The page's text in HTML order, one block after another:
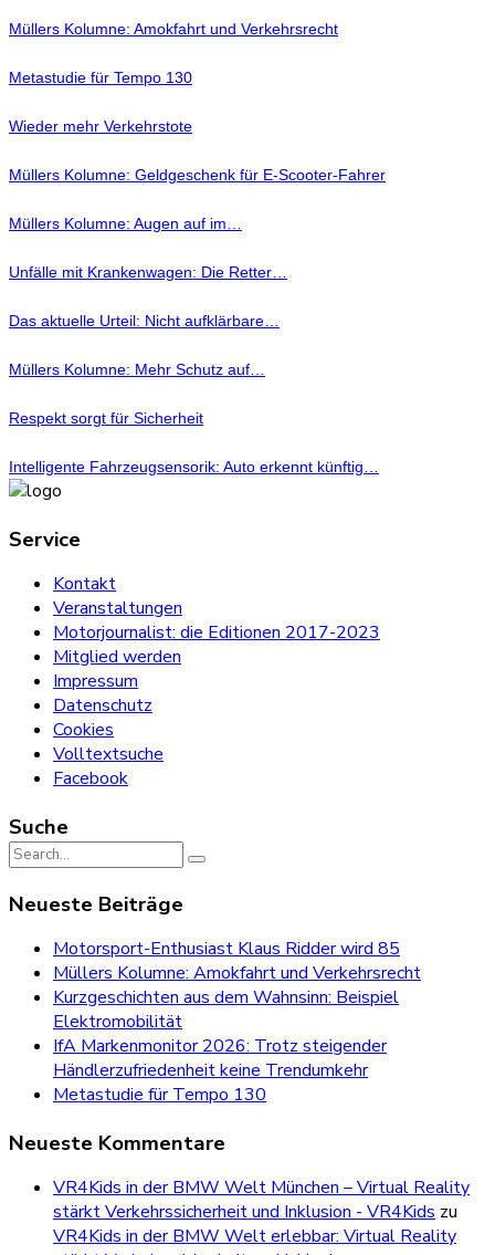
Müllers Kolumne: Amokfahrt und Verkehrsrecht
Metastudie für Tempo 130
Wieder mehr Verkehrstote
Müllers Kolumne: Geldgeschenk für E-Scooter-Fahrer
Müllers Kolumne: Augen auf im…
Unfälle mit Krankenwagen: Die Retter…
Das aktuelle Urteil: Nicht aufklärbare…
Müllers Kolumne: Mehr Schutz auf…
Respekt sorgt für Sicherheit
Intelligente Fahrzeugsensorik: Auto erkennt künftig…
Service
Kontakt
Veranstaltungen
Motorjournalist: die Editionen 2017-2023
Mitglied werden
Impressum
Datenschutz
Cookies
Volltextsuche
Facebook
Suche
Search
Neueste Beiträge
Motorsport-Enthusiast Klaus Ridder wird 85
Müllers Kolumne: Amokfahrt und Verkehrsrecht
Kurzgeschichten aus dem Wahnsinn: Beispiel
Elektromobilität
IfA Markenmonitor 2026: Trotz steigender
Händlerzufriedenheit keine Trendumkehr
Metastudie für Tempo 130
Neueste Kommentare
VR4Kids in der BMW Welt München – Virtual Reality
stärkt Verkehrssicherheit und Inklusion - VR4Kids zu
VR4Kids in der BMW Welt erlebbar: Virtual Reality